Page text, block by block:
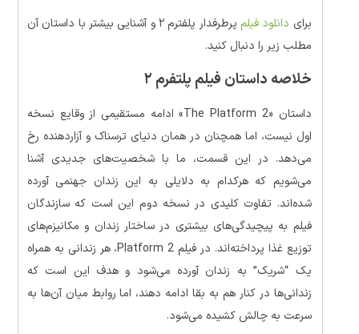
برای دانلود فیلم
پرطرفدار پلفترم ۲ و آشنایی بیشتر با داستان آن
مطلب زیر را دنبال کنید.
خلاصه داستان فیلم پلتفرم ۲
داستان «The Platform 2» ادامه مستقیمی از وقایع نسخه
اول نیست، اما همچنان در همان دنیای ترسناک و آزاردهنده رخ
می‌دهد. در این قسمت، ما با شخصیت‌های جدیدی آشنا
می‌شویم که هرکدام به دلایلی به این زندان جهنمی آورده
شده‌اند. تفاوت کلیدی در نسخه دوم این است که سازندگان
فیلم به پیچیدگی‌های بیشتری در ساختار زندان و مکانیزم‌های
توزیع غذا پرداخته‌اند. در فیلم Platform 2، هر زندانی به همراه
یک “شریک” به زندان آورده می‌شود و هدف این است که
زندانی‌ها در کنار هم به بقا ادامه دهند، اما روابط میان آن‌ها به
سرعت به چالش کشیده می‌شود.